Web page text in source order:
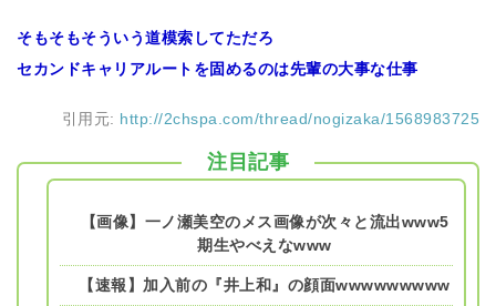
そもそもそういう道模索してただろ
セカンドキャリアルートを固めるのは先輩の大事な仕事
引用元: http://2chspa.com/thread/nogizaka/1568983725
注目記事
【画像】一ノ瀬美空のメス画像が次々と流出www5
期生やべえなwww
【速報】加入前の『井上和』の顔面wwwwwwwww